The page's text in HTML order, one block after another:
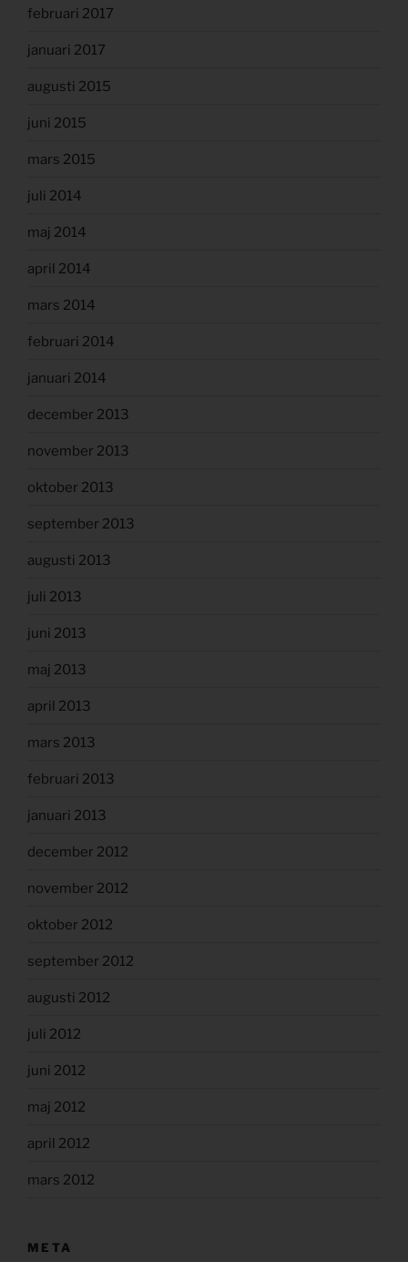
februari 2017
januari 2017
augusti 2015
juni 2015
mars 2015
juli 2014
maj 2014
april 2014
mars 2014
februari 2014
januari 2014
december 2013
november 2013
oktober 2013
september 2013
augusti 2013
juli 2013
juni 2013
maj 2013
april 2013
mars 2013
februari 2013
januari 2013
december 2012
november 2012
oktober 2012
september 2012
augusti 2012
juli 2012
juni 2012
maj 2012
april 2012
mars 2012
META